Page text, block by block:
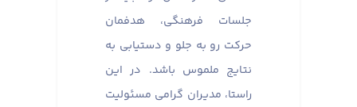
جلسات فرهنگی، هدفمان
حرکت رو به جلو و دستیابی به
نتایج ملموس باشد. در این
راستا، مدیران گرامی مسئولیت